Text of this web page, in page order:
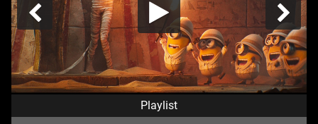
Playlist